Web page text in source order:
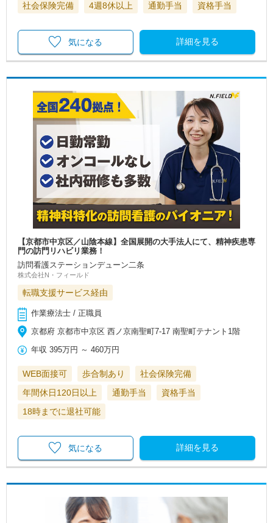
社会保険完備 4週8休以上 通勤手当 資格手当
詳細を見る
気になる
【京都市中京区／山陰本線】全国展開の大手法人にて、精神疾患専
門の訪門リハビリ業務！
訪問看護ステーションデューン二条
株式会社N・フィールド
転職支援サービス経由
作業療法士 / 正職員
京都府 京都市中京区 西ノ京南聖町7-17 南聖町テナント1階
年収 395万円 ～460万円
WEB面接可 歩合制あり
社会保険完備
年間休日120日以上
通勤手当
資格手当
18時までに退社可能
詳細を見る
気になる